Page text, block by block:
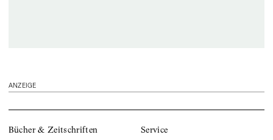
ANZEIGE
Bücher & Zeitschriften Service